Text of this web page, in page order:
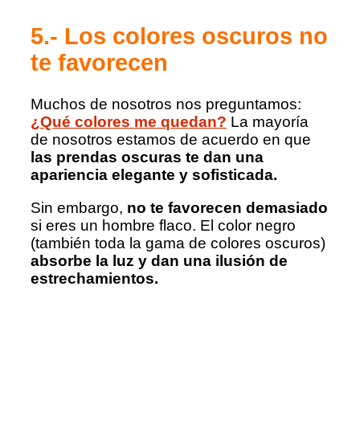
5.- Los colores oscuros no
te favorecen
Muchos de nosotros nos preguntamos:
¿Qué colores me quedan? La mayoría
de nosotros estamos de acuerdo en que
las prendas oscuras te dan una
apariencia elegante y sofisticada.
Sin embargo, no te favorecen demasiado
si eres un hombre flaco. El color negro
(también toda la gama de colores oscuros)
absorbe la luz y dan una ilusión de
estrechamientos.